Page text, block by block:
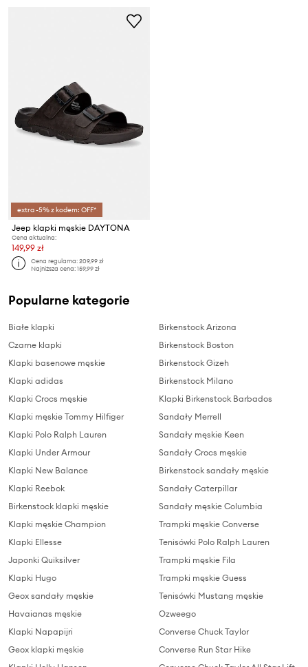
extra -5% z kodem: OFF*
Jeep klapki męskie DAYTONA
Cena aktualna:
149,99 zł
Cena regularna:209,99 zł
Najniższa cena:159,99 zł
Popularne kategorie
Białe klapki
Czarne klapki
Klapki basenowe męskie
Klapki adidas
Klapki Crocs męskie
Klapki męskie Tommy Hilfiger
Klapki Polo Ralph Lauren
Klapki Under Armour
Klapki New Balance
Klapki Reebok
Birkenstock klapki męskie
Klapki męskie Champion
Klapki Ellesse
Japonki Quiksilver
Klapki Hugo
Geox sandały męskie
Havaianas męskie
Klapki Napapijri
Geox klapki męskie
Birkenstock Arizona
Birkenstock Boston
Birkenstock Gizeh
Birkenstock Milano
Klapki Birkenstock Barbados
Sandały Merrell
Sandały męskie Keen
Sandały Crocs męskie
Birkenstock sandały męskie
Sandały Caterpillar
Sandały męskie Columbia
Trampki męskie Converse
Tenisówki Polo Ralph Lauren
Trampki męskie Fila
Trampki męskie Guess
Tenisówki Mustang męskie
Ozweego
Converse Chuck Taylor
Converse Run Star Hike